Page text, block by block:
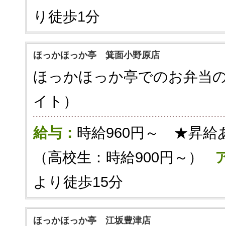
り徒歩1分
ほっかほっか亭 箕面小野原店
ほっかほっか亭でのお弁当
イト）
給与： 時給960円～ ★昇給
（高校生：時給900円～）
より徒歩15分
ほっかほっか亭 江坂豊津店